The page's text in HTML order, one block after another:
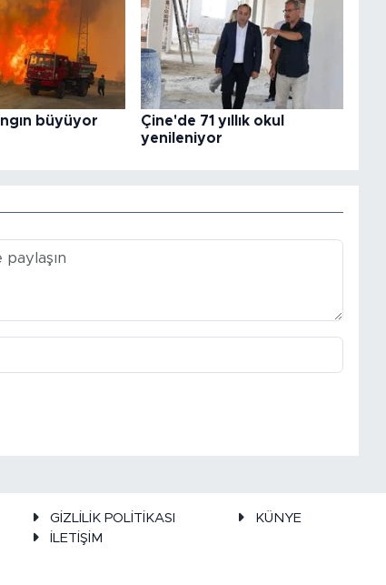
büyüyor
Çine'de 71 yıllık okul
yenileniyor
GİZLİLİK POLİTİKASI
KÜNYE
İLETİŞİM